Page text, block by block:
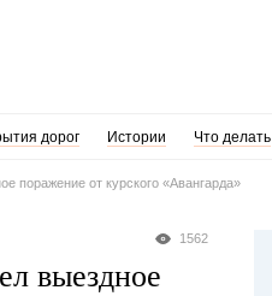
дорог Истории Что делать
поражение от курского «Авангарда»
1562
выездное